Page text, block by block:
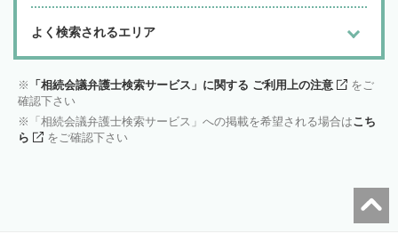
よく検索されるエリア
「相続会議弁護士検索サービス」に関する ご利用上の注意
をご
確認下さい
「相続会議弁護士検索サービス」への掲載を希望される場合はこち
ら
をご確認下さい